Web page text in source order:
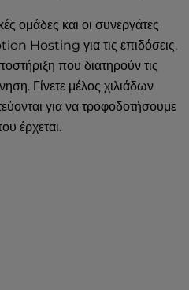
ομάδες και οι συνεργάτες
Hosting για τις επιδόσεις,
που διατηρούν τις
Γίνετε μέλος χιλιάδων
για να τροφοδοτήσουμε
έρχεται.